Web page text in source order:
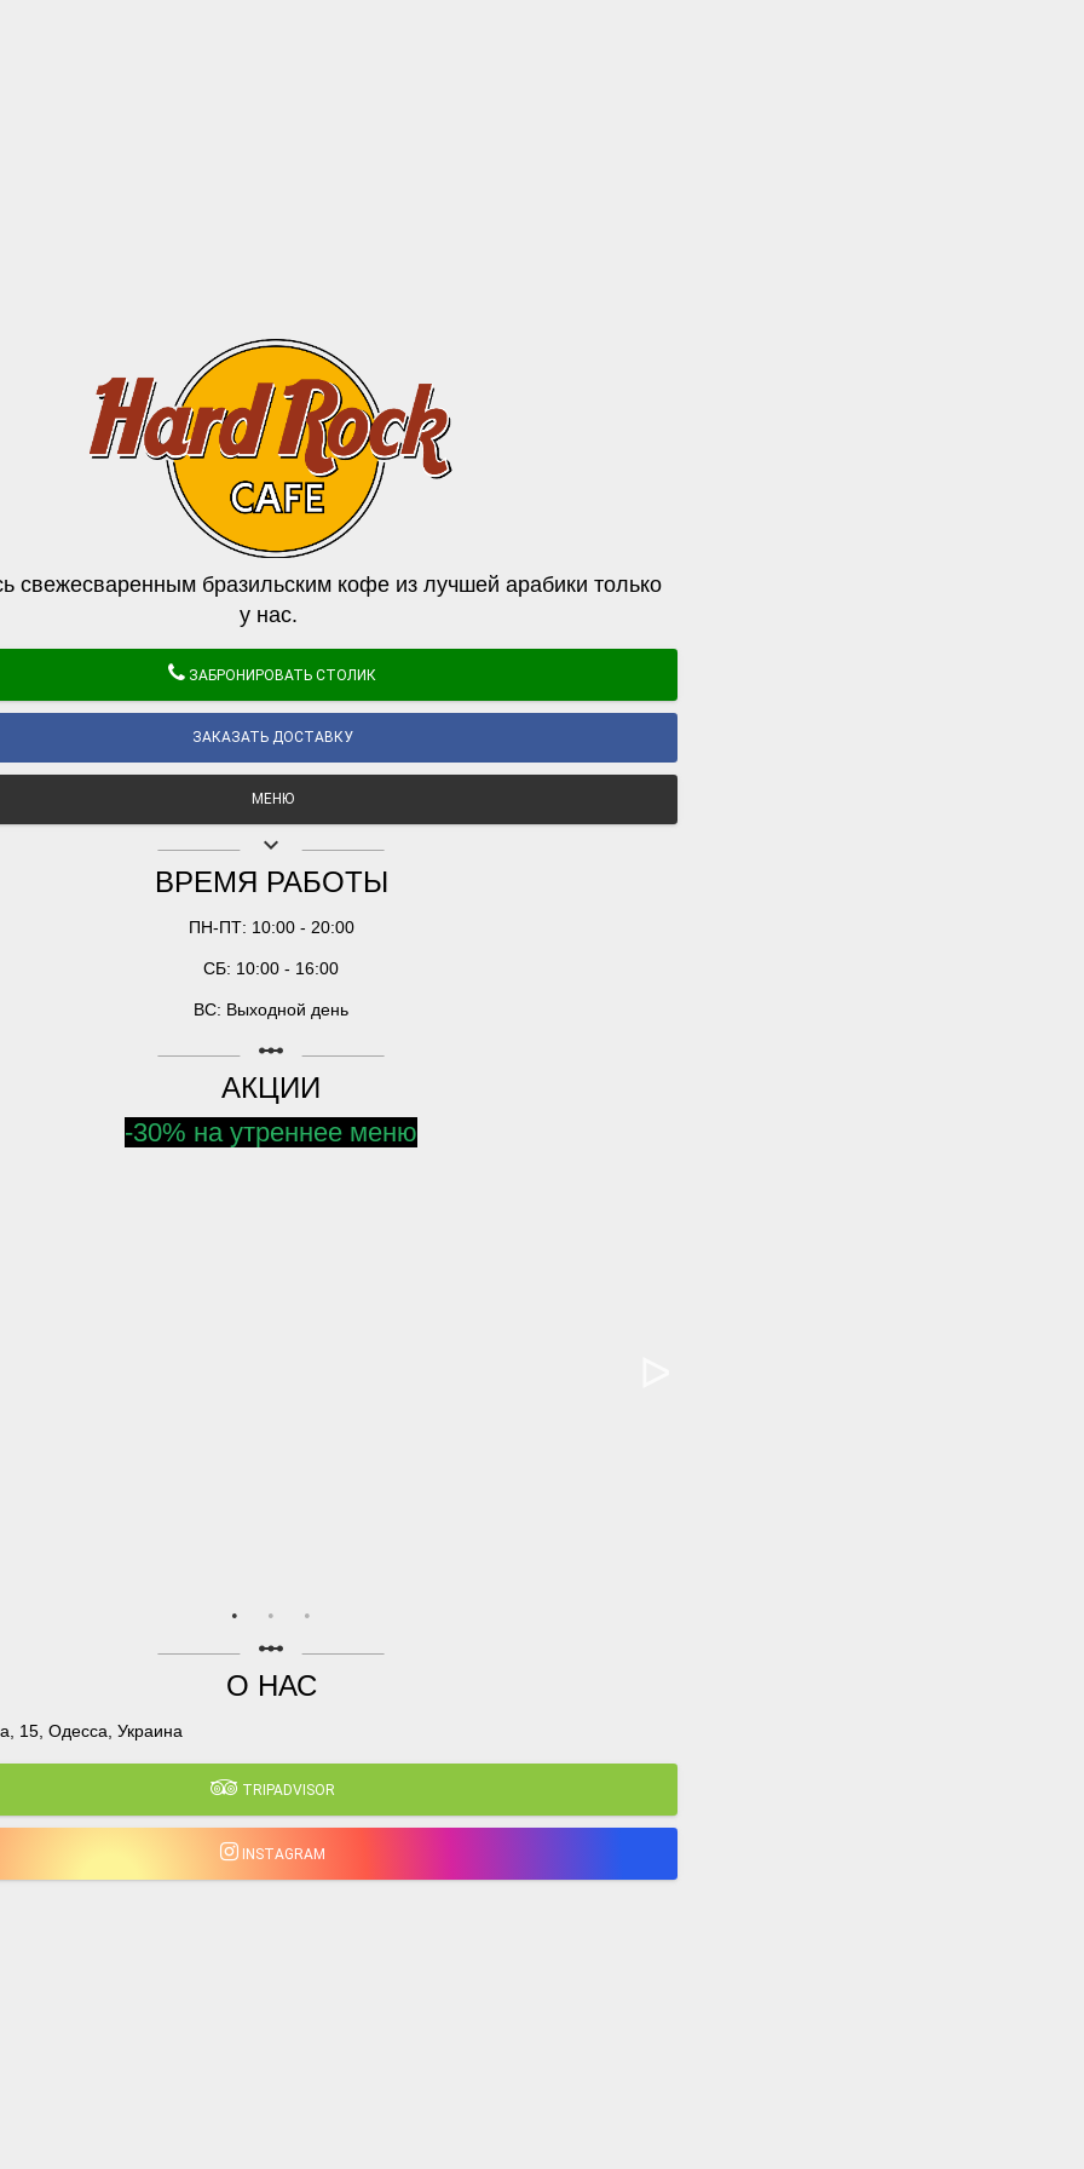
свежесваренным бразильским кофе из лучшей арабики только
у нас.
ЗАБРОНИРОВАТЬ СТОЛИК
ЗАКАЗАТЬ ДОСТАВКУ
МЕНЮ
keyboard_arrow_down
ВРЕМЯ РАБОТЫ
ПН-ПТ: 10:00 - 20:00
СБ: 10:00 - 16:00
ВС: Выходной день
linear_scale
АКЦИИ
-30% на утреннее меню
linear_scale
О НАС
15, Одесса, Украина
TRIPADVISOR
INSTAGRAM